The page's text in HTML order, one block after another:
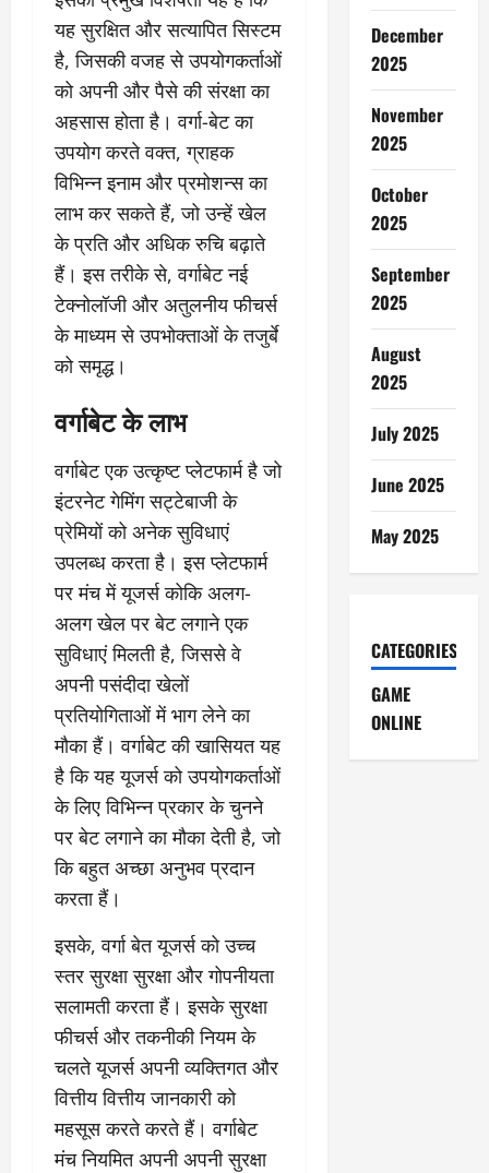
यह सुरक्षित और सत्यापित सिस्टम
है, जिसकी वजह से उपयोगकर्ताओं
को अपनी और पैसे की संरक्षा का
अहसास होता है। वर्गा-बेट का
उपयोग करते वक्त, ग्राहक
विभिन्न इनाम और प्रमोशन्स का
लाभ कर सकते हैं, जो उन्हें खेल
के प्रति और अधिक रुचि बढ़ाते
हैं। इस तरीके से, वर्गाबेट नई
टेक्नोलॉजी और अतुलनीय फीचर्स
के माध्यम से उपभोक्ताओं के तजुर्बे
को समृद्ध।
वर्गाबेट के लाभ
वर्गाबेट एक उत्कृष्ट प्लेटफार्म है जो
इंटरनेट गेमिंग सट्टेबाजी के
प्रेमियों को अनेक सुविधाएं
उपलब्ध करता है। इस प्लेटफार्म
पर मंच में यूजर्स कोकि अलग-
अलग खेल पर बेट लगाने एक
सुविधाएं मिलती है, जिससे वे
अपनी पसंदीदा खेलों
प्रतियोगिताओं में भाग लेने का
मौका हैं। वर्गाबेट की खासियत यह
है कि यह यूजर्स को उपयोगकर्ताओं
के लिए विभिन्न प्रकार के चुनने
पर बेट लगाने का मौका देती है, जो
कि बहुत अच्छा अनुभव प्रदान
करता हैं।
इसके, वर्गा बेत यूजर्स को उच्च
स्तर सुरक्षा सुरक्षा और गोपनीयता
सलामती करता हैं। इसके सुरक्षा
फीचर्स और तकनीकी नियम के
चलते यूजर्स अपनी व्यक्तिगत और
वित्तीय वित्तीय जानकारी को
महसूस करते करते हैं। वर्गाबेट
मंच नियमित अपनी अपनी सुरक्षा
December
2025
November
2025
October
2025
September
2025
August
2025
July 2025
June 2025
May 2025
CATEGORIES
GAME
ONLINE